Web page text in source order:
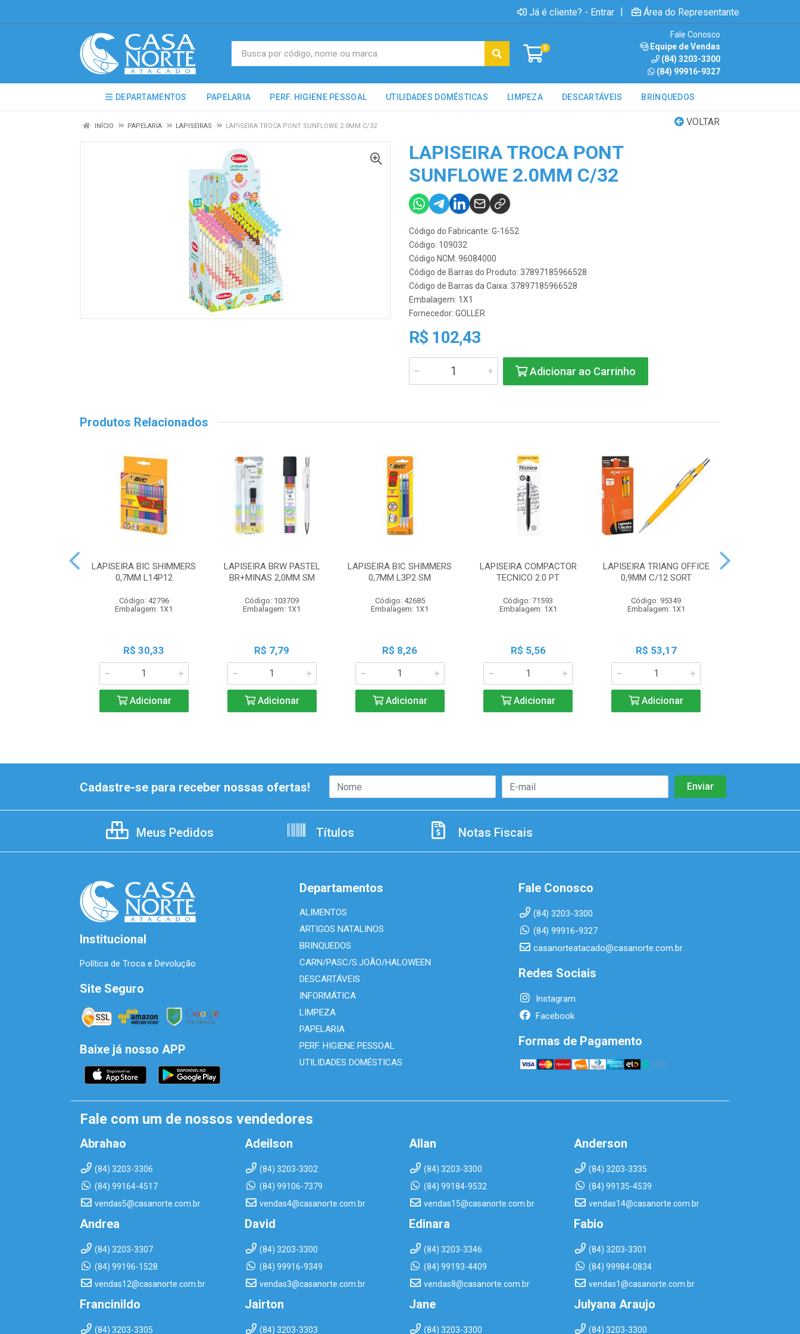
Já é cliente? - Entrar | Área do Representante
0
Fale Conosco
Equipe de Vendas
(84) 3203-3300
(84) 99916-9327
DEPARTAMENTOS PAPELARIA PERF. HIGIENE PESSOAL UTILIDADES DOMÉSTICAS LIMPEZA DESCARTÁVEIS BRINQUEDOS
VOLTAR
INÍCIO PAPELARIA LAPISEIRAS LAPISEIRA TROCA PONT SUNFLOWE 2.0MM C/32
LAPISEIRA TROCA PONT
SUNFLOWE 2.0MM C/32
Código do Fabricante: G-1652
Código: 109032
Código NCM: 96084000
Código de Barras do Produto: 37897185966528
Código de Barras da Caixa: 37897185966528
Embalagem: 1X1
Fornecedor: GOLLER
R$ 102,43
Adicionar ao Carrinho
Produtos Relacionados
LAPISEIRA BIC SHIMMERS
0,7MM L14P12
Código: 42796
Embalagem: 1X1
R$ 30,33
Adicionar
LAPISEIRA BRW PASTEL
BR+MINAS 2,0MM SM
Código: 103709
Embalagem: 1X1
R$ 7,79
Adicionar
LAPISEIRA BIC SHIMMERS
0,7MM L3P2 SM
Código: 42685
Embalagem: 1X1
R$ 8,26
Adicionar
LAPISEIRA COMPACTOR
TECNICO 2.0 PT
Código: 71593
Embalagem: 1X1
R$ 5,56
Adicionar
LAPISEIRA TRIANG OFFICE
0,9MM C/12 SORT
Código: 95349
Embalagem: 1X1
R$ 53,17
Adicionar
Cadastre-se para receber nossas ofertas!
Meus Pedidos Títulos Notas Fiscais
Institucional
Política de Troca e Devolução
Site Seguro
Baixe já nosso APP
Departamentos
ALIMENTOS
ARTIGOS NATALINOS
BRINQUEDOS
CARN/PASC/S.JOÃO/HALOWEEN
DESCARTÁVEIS
INFORMÁTICA
LIMPEZA
PAPELARIA
PERF. HIGIENE PESSOAL
UTILIDADES DOMÉSTICAS
Fale Conosco
(84) 3203-3300
(84) 99916-9327
casanorteatacado@casanorte.com.br
Redes Sociais
Instagram
Facebook
Formas de Pagamento
Fale com um de nossos vendedores
Abrahao
(84) 3203-3306
(84) 99164-4517
vendas5@casanorte.com.br
Adeilson
(84) 3203-3302
(84) 99106-7379
vendas4@casanorte.com.br
Allan
(84) 3203-3300
(84) 99184-9532
vendas15@casanorte.com.br
Anderson
(84) 3203-3335
(84) 99135-4539
vendas14@casanorte.com.br
Andrea
(84) 3203-3307
(84) 99196-1528
vendas12@casanorte.com.br
David
(84) 3203-3300
(84) 99916-9349
vendas3@casanorte.com.br
Edinara
(84) 3203-3346
(84) 99193-4409
vendas8@casanorte.com.br
Fabio
(84) 3203-3301
(84) 99984-0834
vendas1@casanorte.com.br
Francinildo
(84) 3203-3305
Jairton
(84) 3203-3303
Jane
(84) 3203-3300
Julyana Araujo
(84) 3203-3300